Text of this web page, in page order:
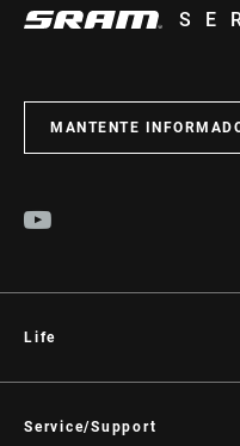
MANTENTE
Life
Cultura
Service/Support